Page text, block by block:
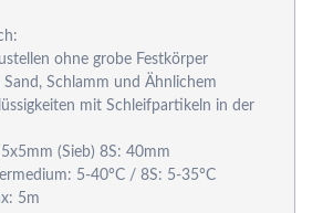
ohne grobe Festkörper
Schlamm und Ähnlichem
mit Schleifpartikeln in der
(Sieb) 8S: 40mm
5-40°C / 8S: 5-35°C
5m